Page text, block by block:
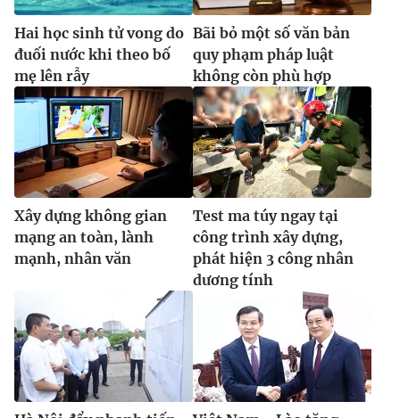
Hai học sinh tử vong do
đuối nước khi theo bố
mẹ lên rẫy
Bãi bỏ một số văn bản
quy phạm pháp luật
không còn phù hợp
Xây dựng không gian
mạng an toàn, lành
mạnh, nhân văn
Test ma túy ngay tại
công trình xây dựng,
phát hiện 3 công nhân
dương tính